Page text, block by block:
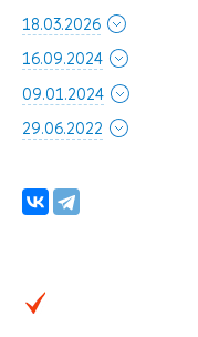
18.03.2026
16.09.2024
09.01.2024
29.06.2022